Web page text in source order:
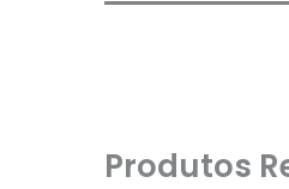
Produtos